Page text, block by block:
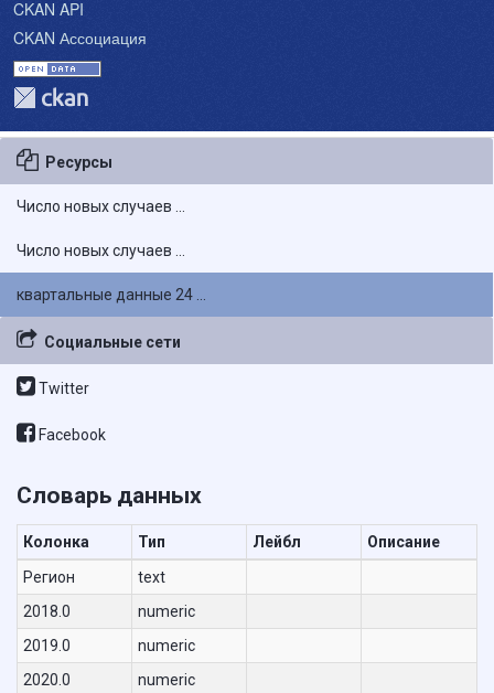
Ресурсы
Число новых случаев ...
Число новых случаев ...
квартальные данные 24 ...
Социальные сети
Twitter
Facebook
Словарь данных
Колонка Тип Лейбл
Описание
Регион
text
2018.0
numeric
2019.0
numeric
2020.0
numeric